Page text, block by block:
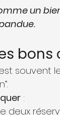
un
bons
est souvent
:
deux